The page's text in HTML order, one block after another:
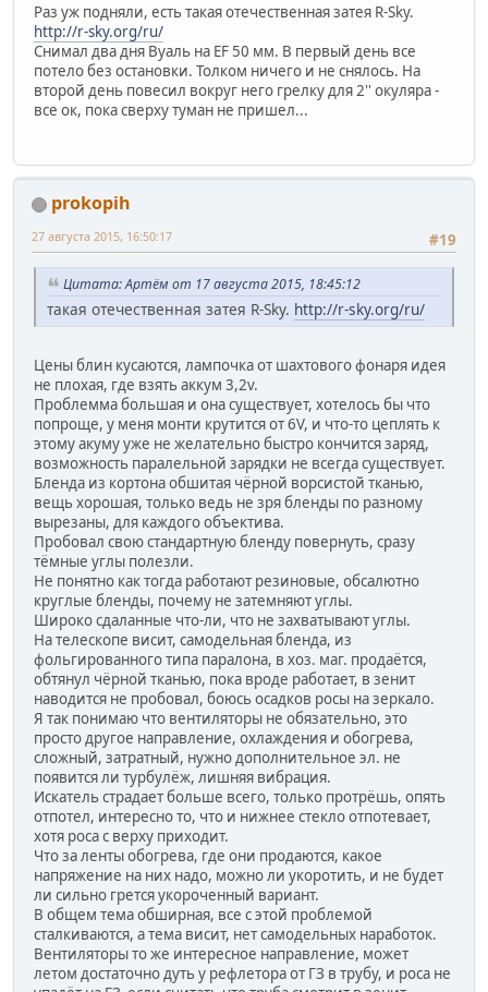
Раз уж подняли, есть такая отечественная затея R-Sky.
http://r-sky.org/ru/
Снимал два дня Вуаль на EF 50 мм. В первый день все
потело без остановки. Толком ничего и не снялось. На
второй день повесил вокруг него грелку для 2'' окуляра -
все ок, пока сверху туман не пришел...
prokopih
#19
27 августа 2015, 16:50:17
Цитата: Артём от 17 августа 2015, 18:45:12
такая отечественная затея R-Sky. http://r-sky.org/ru/
Цены блин кусаются, лампочка от шахтового фонаря идея
не плохая, где взять аккум 3,2v.
Проблемма большая и она существует, хотелось бы что
попроще, у меня монти крутится от 6V, и что-то цеплять к
этому акуму уже не желательно быстро кончится заряд,
возможность паралельной зарядки не всегда существует.
Бленда из кортона обшитая чёрной ворсистой тканью,
вещь хорошая, только ведь не зря бленды по разному
вырезаны, для каждого объектива.
Пробовал свою стандартную бленду повернуть, сразу
тёмные углы полезли.
Не понятно как тогда работают резиновые, обсалютно
круглые бленды, почему не затемняют углы.
Широко сдаланные что-ли, что не захватывают углы.
На телескопе висит, самодельная бленда, из
фольгированного типа паралона, в хоз. маг. продаётся,
обтянул чёрной тканью, пока вроде работает, в зенит
наводится не пробовал, боюсь осадков росы на зеркало.
Я так понимаю что вентиляторы не обязательно, это
просто другое направление, охлаждения и обогрева,
сложный, затратный, нужно дополнительное эл. не
появится ли турбулёж, лишняя вибрация.
Искатель страдает больше всего, только протрёшь, опять
отпотел, интересно то, что и нижнее стекло отпотевает,
хотя роса с верху приходит.
Что за ленты обогрева, где они продаются, какое
напряжение на них надо, можно ли укоротить, и не будет
ли сильно грется укороченный вариант.
В общем тема обширная, все с этой проблемой
сталкиваются, а тема висит, нет самодельных наработок.
Вентиляторы то же интересное направление, может
летом достаточно дуть у рефлетора от ГЗ в трубу, и роса не